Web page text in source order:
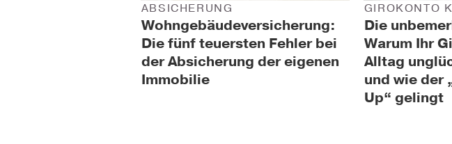
Wohngebäudeversicherung:
Die fünf teuersten Fehler bei
der Absicherung der eigenen
Immobilie
ABSICHERUNG
Die
Warum Ihr
Alltag
und wie der
Up“ gelingt
GIROKONTO